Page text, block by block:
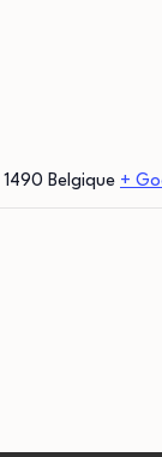
1490 Belgique +